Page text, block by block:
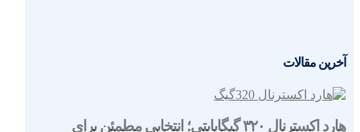
آخرین مقالات
هارد اکسترنال ۳۲۰ گیگابایتی؛ انتخابی مطمئن برای